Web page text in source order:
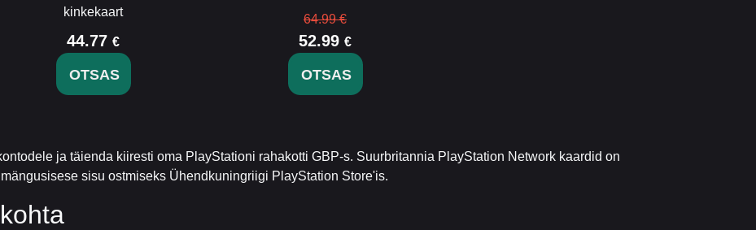
kinkekaart
44.77 €
OTSAS
64.99 €
52.99 €
OTSAS
ja täienda kiiresti oma PlayStationi rahakotti GBP-s. Suurbritannia PlayStation Network kaardid on
sisu ostmiseks Ühendkuningriigi PlayStation Store'is.